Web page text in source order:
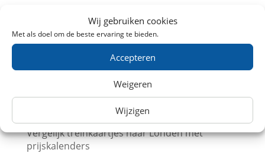
Wij gebruiken cookies
Met als doel om de beste ervaring te bieden.
Accepteren
Weigeren
Wijzigen
topbestemmingen verrassend voordelig
5 verrassend leuke Belgische steden die perfect
zijn voor een dagje met de trein
NS zet extra en langere treinen in voor
Brabantsedag Heeze 2026
Trein naar de Brabantsedag in Heeze met
Vergelijk treinkaartjes naar Londen met
prijskalenders